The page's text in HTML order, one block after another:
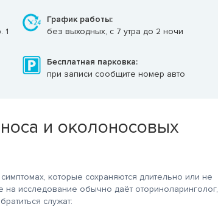
1
График работы:
без выходных, с 7 утра до 2 ночи
Бесплатная парковка:
при записи сообщите номер авто
и околоносовых
которые сохраняются длительно или не
исследование обычно даёт оториноларинголог,
служат: